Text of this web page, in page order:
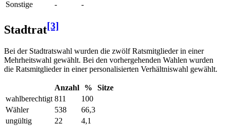
Sonstige
- -
Stadtrat[3]
Bei der Stadtratswahl wurden die zwölf Ratsmitglieder in einer
Mehrheitswahl gewählt. Bei den vorhergehenden Wahlen wurden
die Ratsmitglieder in einer personalisierten Verhältniswahl gewählt.
Anzahl %
Sitze
wahlberechtigt 811
100
Wähler
538
66,3
ungültig
22
4,1